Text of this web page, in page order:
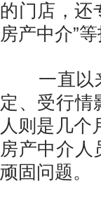
的门店，还
房产中介”等
一直以来
定、受行情
人则是几个
房产中介人
顽固问题。